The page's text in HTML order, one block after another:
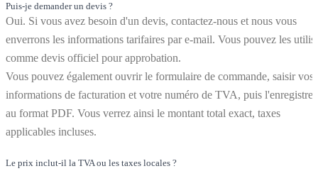
Puis-je demander un devis ?
Oui. Si vous avez besoin d'un devis, contactez-nous et nous vous
enverrons les informations tarifaires par e-mail. Vous pouvez les
comme devis officiel pour approbation.
Vous pouvez également ouvrir le formulaire de commande, saisir vos
informations de facturation et votre numéro de TVA, puis l'enregistrer
au format PDF. Vous verrez ainsi le montant total exact, taxes
applicables incluses.
Le prix inclut-il la TVA ou les taxes locales ?